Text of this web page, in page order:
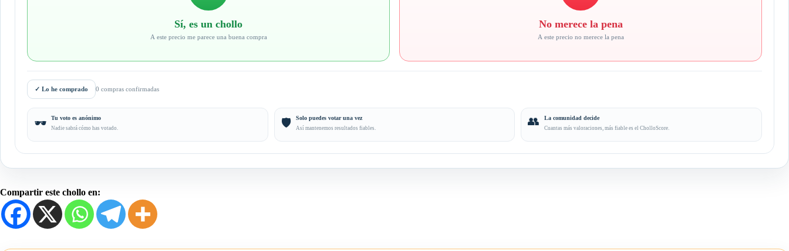
Sí, es un chollo
A este precio me parece una buena compra
No merece la pena
A este precio no merece la pena
✓ Lo he comprado 0 compras confirmadas
🕶️ Tu voto es anónimo
Nadie sabrá cómo has votado. 🛡️ Solo puedes votar una vez
Así mantenemos resultados fiables.
👥 La comunidad decide
Cuantas más valoraciones, más fiable es el CholloScore.
Compartir este chollo en: